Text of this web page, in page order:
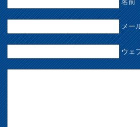
メー
ウェ